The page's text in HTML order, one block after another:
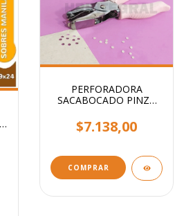
PERFORADORA
SACABOCADO PINZA
etiquetas
$7.138,00